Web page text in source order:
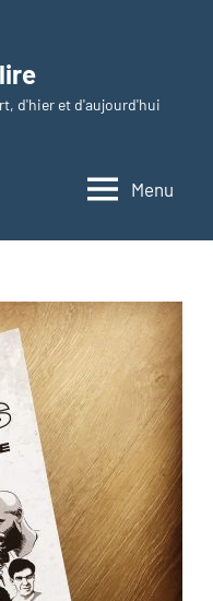
d'hier et d'aujourd'hui
Menu